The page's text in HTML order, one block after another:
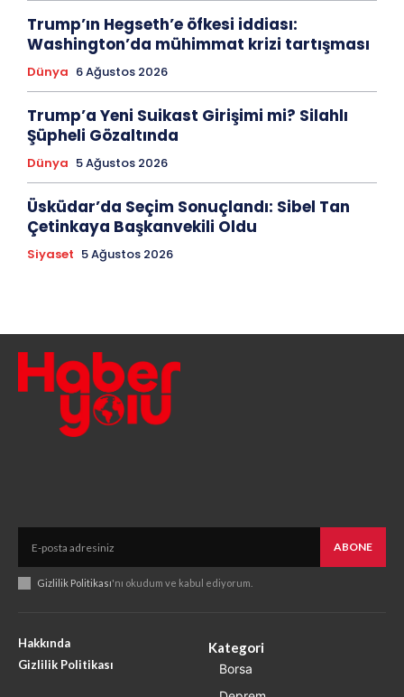
Trump’ın Hegseth’e öfkesi iddiası:
Washington’da mühimmat krizi tartışması
Dünya 6 Ağustos 2026
Trump’a Yeni Suikast Girişimi mi? Silahlı
Şüpheli Gözaltında
Dünya 5 Ağustos 2026
Üsküdar’da Seçim Sonuçlandı: Sibel Tan
Çetinkaya Başkanvekili Oldu
Siyaset 5 Ağustos 2026
ABONE
Gizlilik Politikası'nı okudum ve kabul ediyorum.
Hakkında
Gizlilik Politikası
Kategori
Borsa